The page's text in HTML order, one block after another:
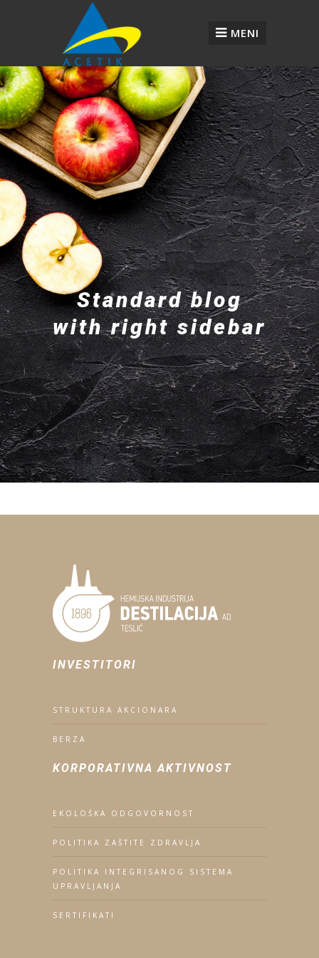
MENI
Standard blog
with right sidebar
INVESTITORI
STRUKTURA AKCIONARA
BERZA
KORPORATIVNA AKTIVNOST
EKOLOŠKA ODGOVORNOST
POLITIKA ZAŠTITE ZDRAVLJA
POLITIKA INTEGRISANOG SISTEMA
UPRAVLJANJA
SERTIFIKATI